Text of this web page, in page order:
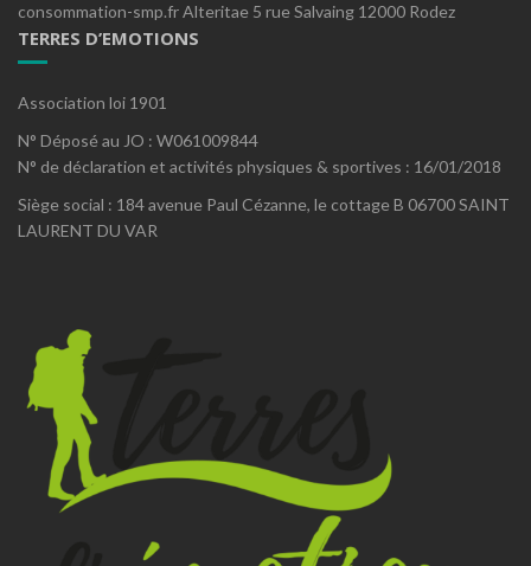
consommation-smp.fr Alteritae 5 rue Salvaing 12000 Rodez
TERRES D’EMOTIONS
Association loi 1901
N° Déposé au JO : W061009844
N° de déclaration et activités physiques & sportives : 16/01/2018
Siège social : 184 avenue Paul Cézanne, le cottage B 06700 SAINT
LAURENT DU VAR